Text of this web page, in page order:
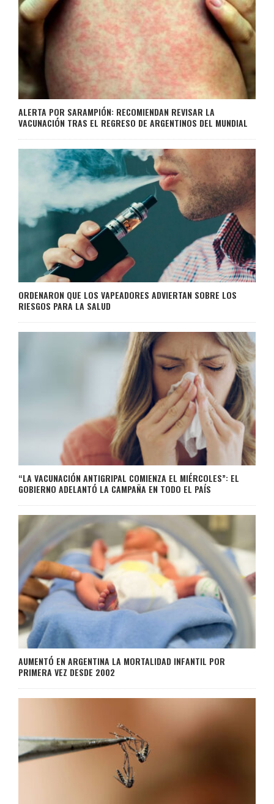
ALERTA POR SARAMPIÓN: RECOMIENDAN REVISAR LA
VACUNACIÓN TRAS EL REGRESO DE ARGENTINOS DEL MUNDIAL
ORDENARON QUE LOS VAPEADORES ADVIERTAN SOBRE LOS
RIESGOS PARA LA SALUD
“LA VACUNACIÓN ANTIGRIPAL COMIENZA EL MIÉRCOLES”: EL
GOBIERNO ADELANTÓ LA CAMPAÑA EN TODO EL PAÍS
AUMENTÓ EN ARGENTINA LA MORTALIDAD INFANTIL POR
PRIMERA VEZ DESDE 2002